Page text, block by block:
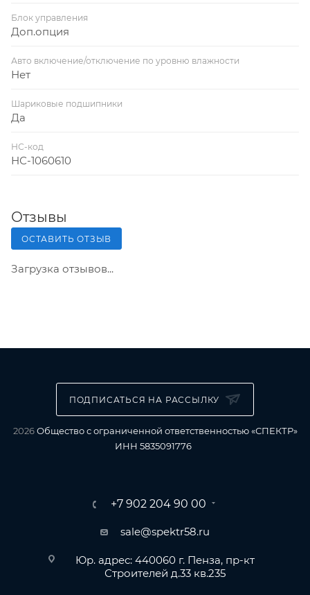
Блок управления
Доп.опция
Авто включение/отключение по уровню влажности
Нет
Шариковые подшипники
Да
НС-код
НС-1060610
Отзывы
ОСТАВИТЬ ОТЗЫВ
Загрузка отзывов...
ПОДПИСАТЬСЯ НА РАССЫЛКУ
2026Общество с ограниченной ответственностью «СПЕКТР»
ИНН 5835091776
+7 902 204 90 00
sale@spektr58.ru
Юр. адрес: 440060 г. Пенза, пр-кт
Строителей д.33 кв.235